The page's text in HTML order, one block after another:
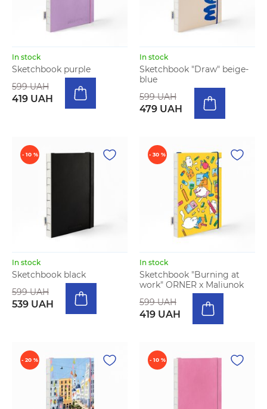
In stock
Sketchbook purple
599 UAH
419 UAH
In stock
Sketchbook "Draw" beige-
blue
599 UAH
479 UAH
- 10 %
In stock
Sketchbook black
599 UAH
539 UAH
- 30 %
In stock
Sketchbook "Burning at
work" ORNER x Maliunok
599 UAH
419 UAH
- 20 % - 10 %